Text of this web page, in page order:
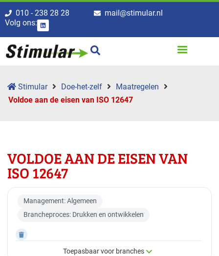
010 - 238 28 28
mail@stimular.nl
Volg ons:
Stimular Doe-het-zelf
Maatregelen
Voldoe aan de eisen van ISO 12647
VOLDOE AAN DE EISEN VAN
ISO 12647
Management: Algemeen
Brancheproces: Drukken en ontwikkelen
Toepasbaar voor branches